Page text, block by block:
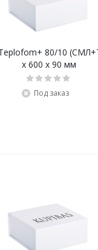
80/10
x 600 x 90 мм
Под заказ